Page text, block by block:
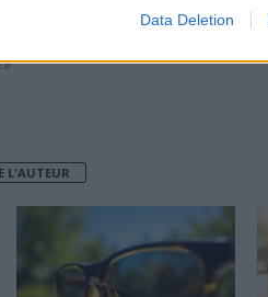
Data Deletion
L'AUTEUR